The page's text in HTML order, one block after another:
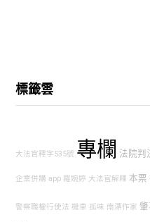
標籤雲
大法官釋字535號 專欄 法院判
企業併購 app 羅婉婷 大法官解釋 本票
警察職權行使法 機車 孤味 南漂作家